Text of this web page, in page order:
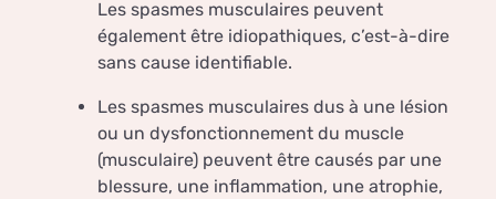
Les spasmes musculaires peuvent
également être idiopathiques, c’est-à-dire
sans cause identifiable.
Les spasmes musculaires dus à une lésion
ou un dysfonctionnement du muscle
(musculaire) peuvent être causés par une
blessure, une inflammation, une atrophie,